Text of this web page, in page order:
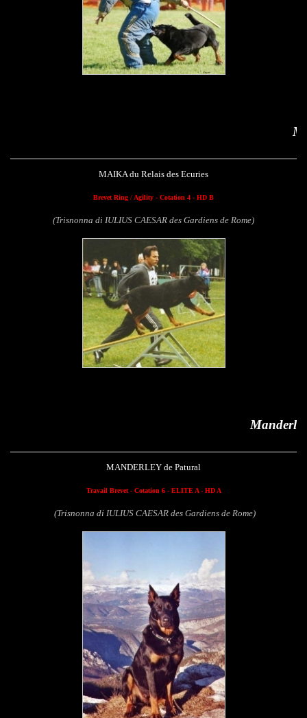
Maika du Relais des
MAIKA du Relais des Ecuries
Brevet Ring / Agility - Cotation 4 - HD B
(Trisnonna di IULIUS CAESAR des Gardiens de Rome)
Manderley de Patural
MANDERLEY de Patural
Travail Brevet - Cotation 6 - ELITE A - HD A
(Trisnonna di IULIUS CAESAR des Gardiens de Rome)